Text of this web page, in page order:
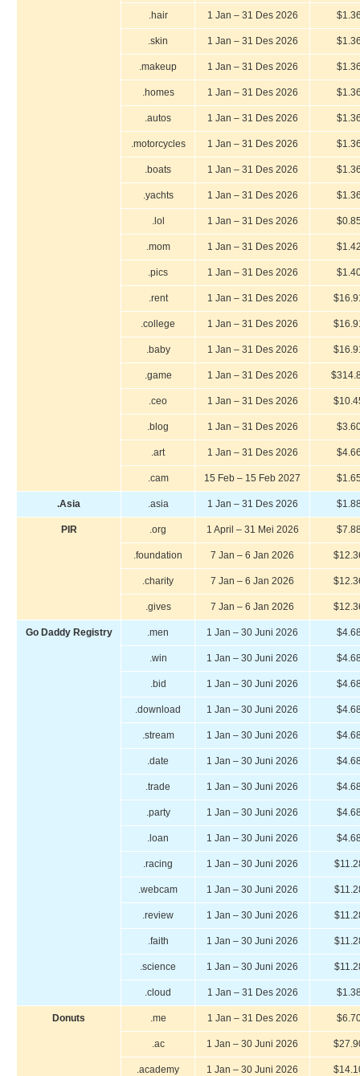
.hair 1 Jan – 31 Des 2026
.skin 1 Jan – 31 Des 2026
.makeup 1 Jan – 31 Des 2026
.homes 1 Jan – 31 Des 2026
.autos 1 Jan – 31 Des 2026
.motorcycles 1 Jan – 31 Des 2026
.boats 1 Jan – 31 Des 2026
.yachts 1 Jan – 31 Des 2026
.lol 1 Jan – 31 Des 2026
.mom 1 Jan – 31 Des 2026
.pics 1 Jan – 31 Des 2026
.rent 1 Jan – 31 Des 2026
.college 1 Jan – 31 Des 2026
.baby 1 Jan – 31 Des 2026
.game 1 Jan – 31 Des 2026
.ceo 1 Jan – 31 Des 2026
.blog 1 Jan – 31 Des 2026
.art 1 Jan – 31 Des 2026
.cam 15 Feb – 15 Feb 2027
.Asia .asia 1 Jan – 31 Des 2026
PIR .org 1 April – 31 Mei 2026
.foundation 7 Jan – 6 Jan 2026
.charity 7 Jan – 6 Jan 2026
.gives 7 Jan – 6 Jan 2026
Go Daddy Registry .men 1 Jan – 30 Juni 2026
.win 1 Jan – 30 Juni 2026
.bid 1 Jan – 30 Juni 2026
.download 1 Jan – 30 Juni 2026
.stream 1 Jan – 30 Juni 2026
.date 1 Jan – 30 Juni 2026
.trade 1 Jan – 30 Juni 2026
.party 1 Jan – 30 Juni 2026
.loan 1 Jan – 30 Juni 2026
.racing 1 Jan – 30 Juni 2026
.webcam 1 Jan – 30 Juni 2026
.review 1 Jan – 30 Juni 2026
.faith 1 Jan – 30 Juni 2026
.science 1 Jan – 30 Juni 2026
.cloud 1 Jan – 31 Des 2026
Donuts .me 1 Jan – 31 Des 2026
.ac 1 Jan – 30 Juni 2026
.academy 1 Jan – 30 Juni 2026